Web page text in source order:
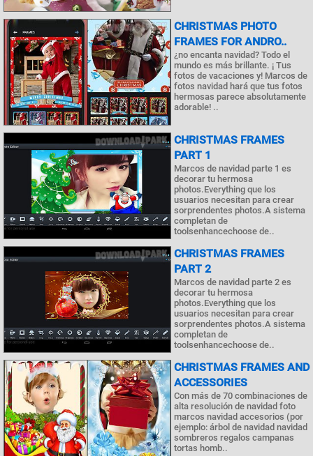
CHRISTMAS PHOTO
FRAMES FOR ANDRO..
¿no encanta navidad? Todo el
mundo es más brillante. ¡ Tus
fotos de vacaciones y! Marcos de
fotos navidad hará que tus fotos
hermosas parece absolutamente
adorable! ..
CHRISTMAS FRAMES
PART 1
Marcos de navidad parte 1 es
decorar tu hermosa
photos.Everything que los
usuarios necesitan para crear
sorprendentes photos.A sistema
completan de
toolsenhancechoose de..
CHRISTMAS FRAMES
PART 2
Marcos de navidad parte 2 es
decorar tu hermosa
photos.Everything que los
usuarios necesitan para crear
sorprendentes photos.A sistema
completan de
toolsenhancechoose de..
CHRISTMAS FRAMES AND
ACCESSORIES
Con más de 70 combinaciones de
alta resolución de navidad foto
marcos navidad accesorios (por
ejemplo: árbol de navidad navidad
sombreros regalos campanas
tortas homb..